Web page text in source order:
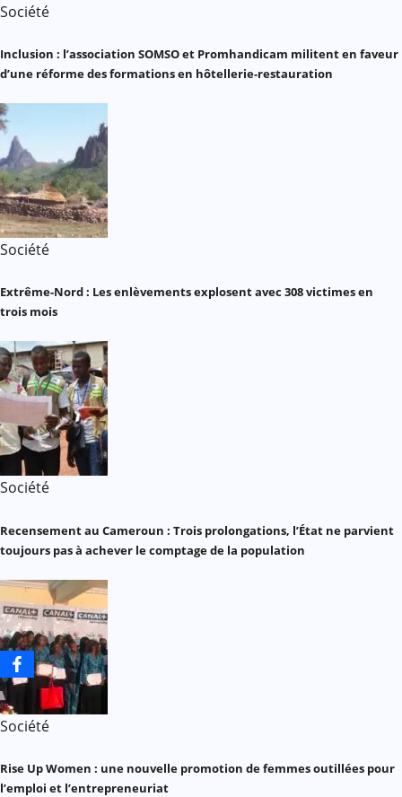
Société
Inclusion : l’association SOMSO et Promhandicam militent en faveur
d’une réforme des formations en hôtellerie-restauration
Société
Extrême-Nord : Les enlèvements explosent avec 308 victimes en
trois mois
Société
Recensement au Cameroun : Trois prolongations, l’État ne parvient
toujours pas à achever le comptage de la population
Société
Rise Up Women : une nouvelle promotion de femmes outillées pour
l’emploi et l’entrepreneuriat